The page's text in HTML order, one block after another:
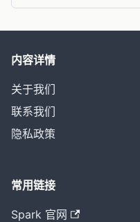
内容详情
关于我们
联系我们
隐私政策
常用链接
Spark 官网